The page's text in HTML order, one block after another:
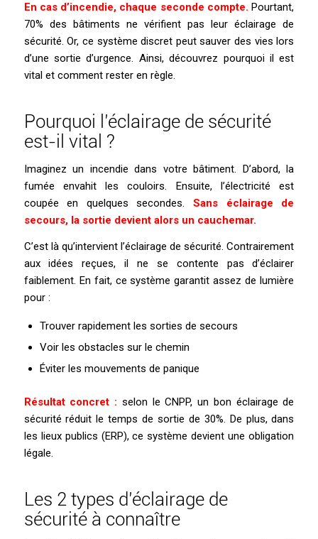
En cas d’incendie, chaque seconde compte. Pourtant,
70% des bâtiments ne vérifient pas leur éclairage de
sécurité. Or, ce système discret peut sauver des vies lors
d’une sortie d’urgence. Ainsi, découvrez pourquoi il est
vital et comment rester en règle.
Pourquoi l’éclairage de sécurité
est-il vital ?
Imaginez un incendie dans votre bâtiment. D’abord, la
fumée envahit les couloirs. Ensuite, l’électricité est
coupée en quelques secondes.Sans éclairage de
secours, la sortie devient alors un cauchemar.
C’est là qu’intervient l’éclairage de sécurité. Contrairement
aux idées reçues, il ne se contente pas d’éclairer
faiblement. En fait, ce système garantit assez de lumière
pour :
Trouver rapidement les sorties de secours
Voir les obstacles sur le chemin
Éviter les mouvements de panique
Résultat concret : selon le CNPP, un bon éclairage de
sécurité réduit le temps de sortie de 30%. De plus, dans
les lieux publics (ERP), ce système devient une obligation
légale.
Les 2 types d’éclairage de
sécurité à connaître